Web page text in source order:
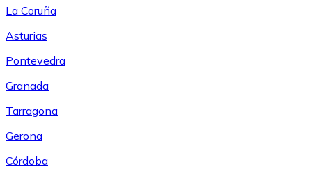
La Coruña
Asturias
Pontevedra
Granada
Tarragona
Gerona
Córdoba